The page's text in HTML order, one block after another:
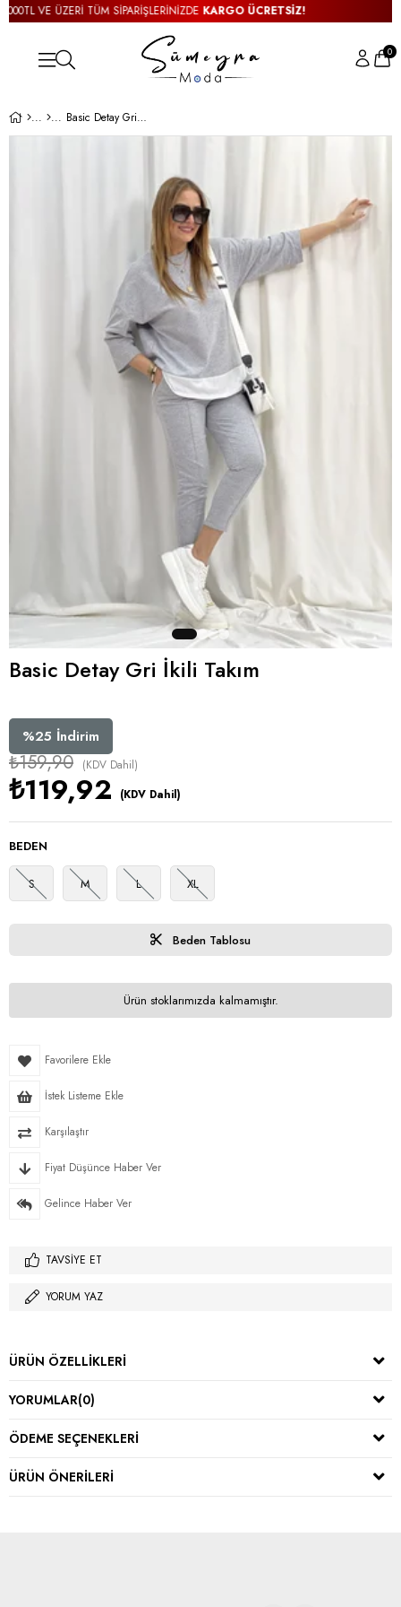
VE ÜZERİ TÜM SİPARİŞLERİNİZDEKARGO ÜCRETSİZ!
0
Basic Detay Gri İkili Takım
Basic Detay Gri İkili Takım
%25 İndirim
₺159,90 (KDV Dahil)
₺119,92 (KDV Dahil)
BEDEN
S M L XL
Beden Tablosu
Ürün stoklarımızda kalmamıştır.
Favorilere Ekle
İstek Listeme Ekle
Karşılaştır
Fiyat Düşünce Haber Ver
Gelince Haber Ver
TAVSIYE ET
YORUM YAZ
ÜRÜN ÖZELLIKLERI
YORUMLAR(0)
ÖDEME SEÇENEKLERI
ÜRÜN ÖNERILERI